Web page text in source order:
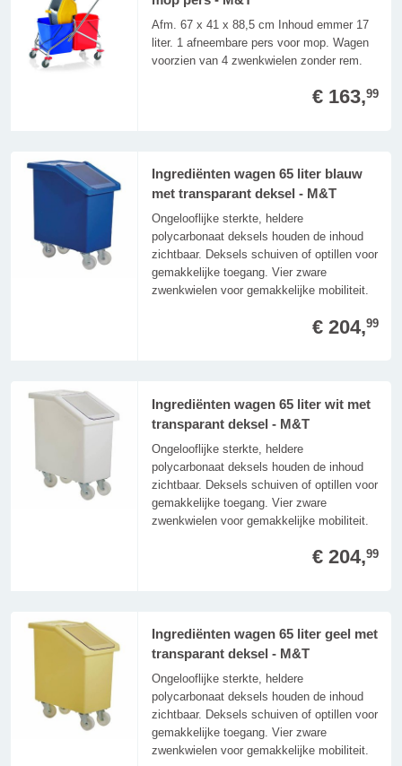
Afm. 67 x 41 x 88,5 cm Inhoud emmer 17
liter. 1 afneembare pers voor mop. Wagen
voorzien van 4 zwenkwielen zonder rem.
€ 163,99
Ingrediënten wagen 65 liter blauw
met transparant deksel - M&T
Ongelooflijke sterkte, heldere
polycarbonaat deksels houden de inhoud
zichtbaar. Deksels schuiven of optillen voor
gemakkelijke toegang. Vier zware
zwenkwielen voor gemakkelijke mobiliteit.
€ 204,99
Ingrediënten wagen 65 liter wit met
transparant deksel - M&T
Ongelooflijke sterkte, heldere
polycarbonaat deksels houden de inhoud
zichtbaar. Deksels schuiven of optillen voor
gemakkelijke toegang. Vier zware
zwenkwielen voor gemakkelijke mobiliteit.
€ 204,99
Ingrediënten wagen 65 liter geel met
transparant deksel - M&T
Ongelooflijke sterkte, heldere
polycarbonaat deksels houden de inhoud
zichtbaar. Deksels schuiven of optillen voor
gemakkelijke toegang. Vier zware
zwenkwielen voor gemakkelijke mobiliteit.